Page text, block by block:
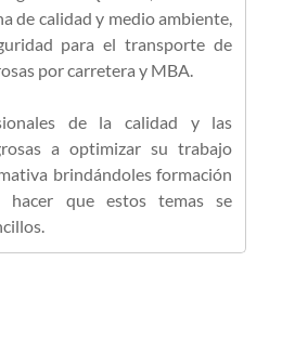
de calidad y medio ambiente,
para el transporte de
por carretera y MBA.
de la calidad y las
a optimizar su trabajo
brindándoles formación
hacer que estos temas se